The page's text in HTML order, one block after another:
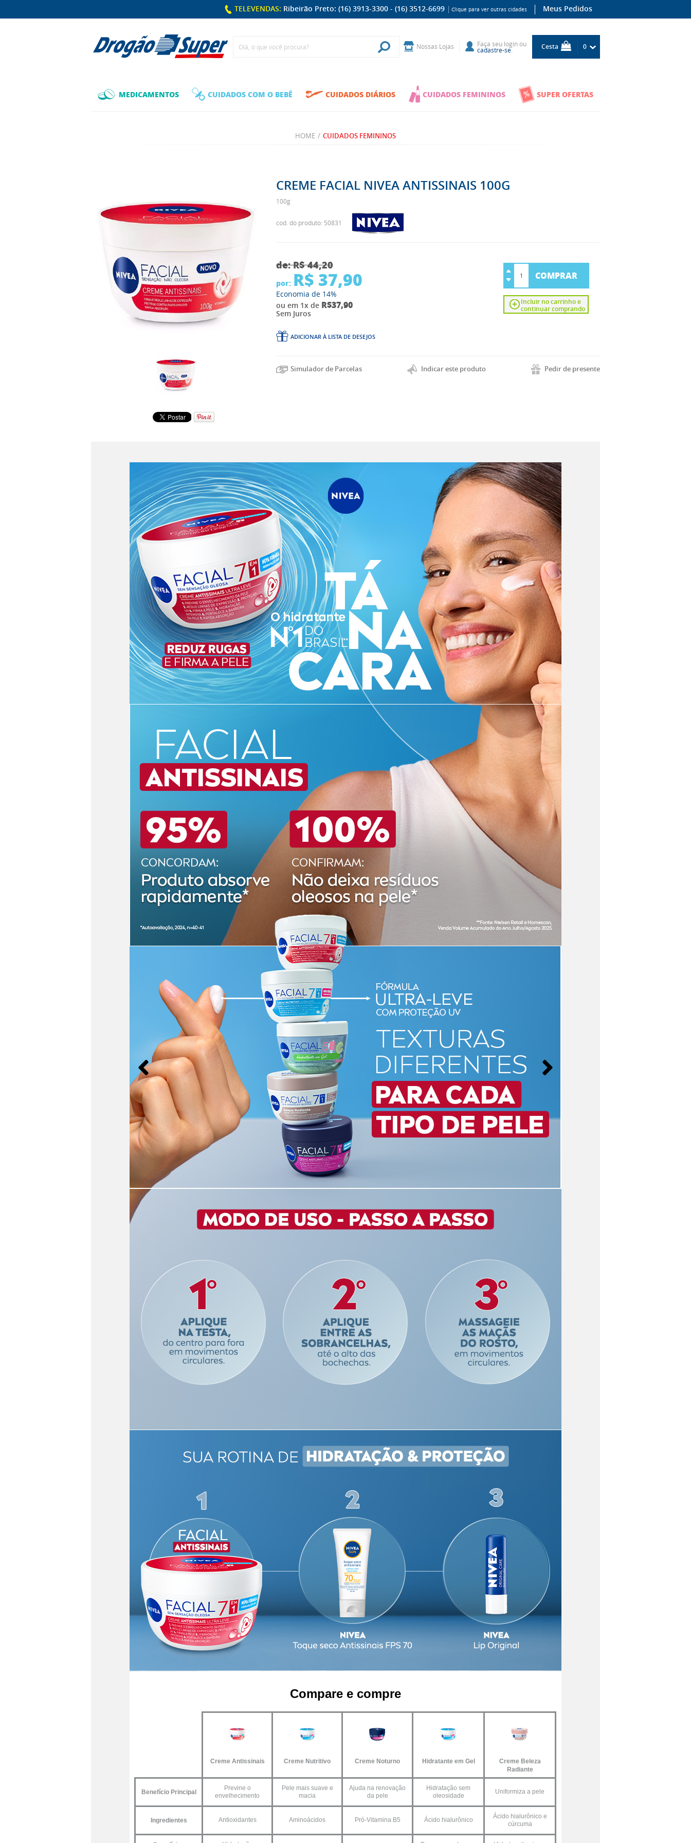
Meus Pedidos
TELEVENDAS: Ribeirão Preto: (16) 3913-3300 - (16) 3512-6699 Clique para ver outras cidades
Nossas Lojas Faça seu loginou
cadastre-se. Cesta 0
MEDICAMENTOS CUIDADOS COM O BEBÊ CUIDADOS DIÁRIOS CUIDADOS FEMININOS SUPER OFERTAS
HOME / CUIDADOS FEMININOS
CREME FACIAL NIVEA ANTISSINAIS 100G
100g
cod. do produto: 50831
de:R$ 44,20
por: R$ 37,90
Economia de 14%
ou em 1x de R$37,90
Sem Juros
COMPRAR
Incluir no carrinho e
continuar comprando
ADICIONAR À LISTA DE DESEJOS
Simulador de Parcelas Indicar este produto Pedir de presente